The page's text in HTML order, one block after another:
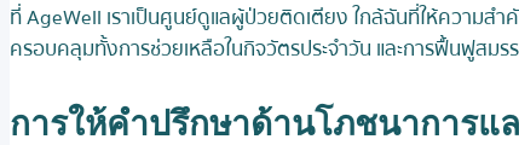
ที่ AgeWell เราเป็นศูนย์ดูแลผู้ป่วยติดเตียง ใกล้ฉันที่ให้ความส
ครอบคลุมทั้งการช่วยเหลือในกิจวัตรประจำวัน และการฟื้นฟูส
การให้คำปรึกษาด้านโภชนาการแ